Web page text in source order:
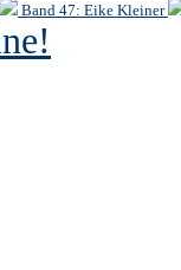
Band 47: Eike Kleiner